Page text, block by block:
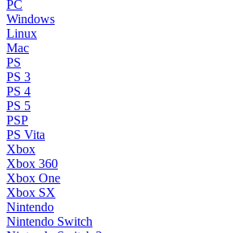
PC
Windows
Linux
Mac
PS
PS 3
PS 4
PS 5
PSP
PS Vita
Xbox
Xbox 360
Xbox One
Xbox SX
Nintendo
Nintendo Switch